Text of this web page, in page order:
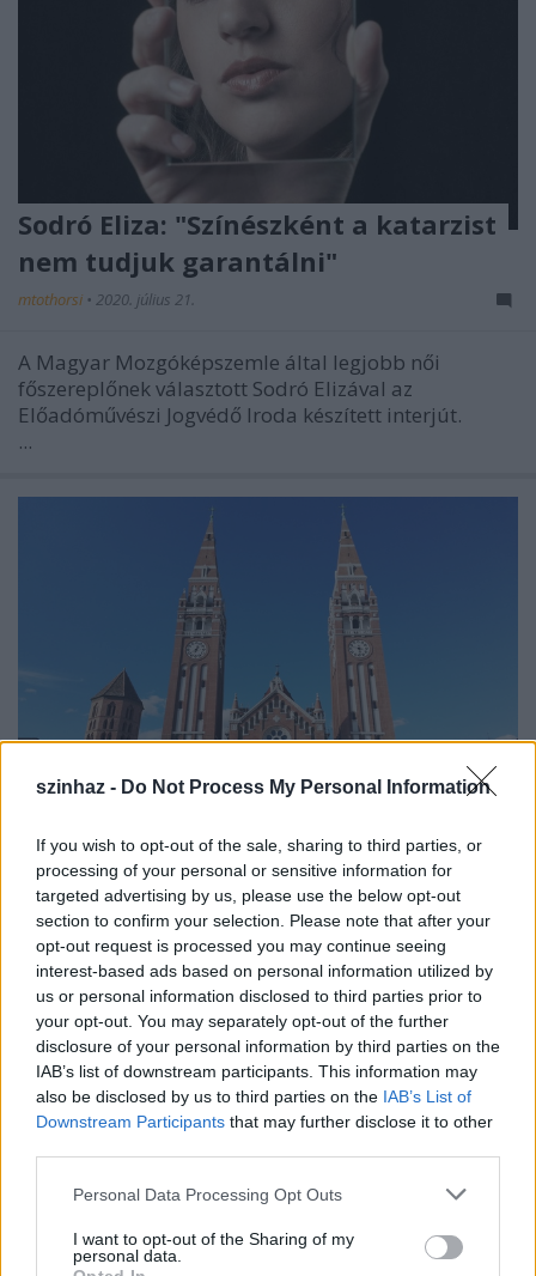
szinhaz - Do Not Process My Personal Information
If you wish to opt-out of the sale, sharing to third parties, or
processing of your personal or sensitive information for
targeted advertising by us, please use the below opt-out
section to confirm your selection. Please note that after your
opt-out request is processed you may continue seeing
interest-based ads based on personal information utilized by
us or personal information disclosed to third parties prior to
your opt-out. You may separately opt-out of the further
disclosure of your personal information by third parties on the
IAB’s list of downstream participants. This information may
also be disclosed by us to third parties on the IAB’s List of
Downstream Participants that may further disclose it to other
Please note that this website/app uses one or more Google
not limited to your visit or usage behaviour. You may click to
grant or deny consent to Google and its third-party tags to
Personal Data Processing Opt Outs
I want to opt-out of the Sharing of my
personal data.
Sodró Eliza: "Színészként a katarzist
nem tudjuk garantálni"
mtothorsi • 2020. július 21.
A Magyar Mozgóképszemle által legjobb női
főszereplőnek választott Sodró Elizával az
Előadóművészi Jogvédő Iroda készített interjút.
...
Épül a Dóm téri szabadtéri színpad
mtothorsi•2020. július 16.
Megkezdődött a Szegedi Szabadtéri Játékok Dóm
téri játszóhelyének építése. A fesztivál ikonikus
helyszínének számító téren elsőként ...